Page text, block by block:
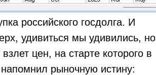
российского госдолга. И
удивиться мы удивились, но
цен, на старте которого в
рыночную истину: